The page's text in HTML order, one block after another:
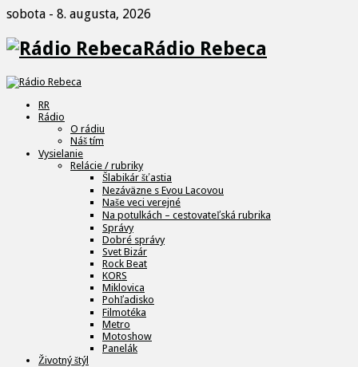
sobota - 8. augusta, 2026
Rádio Rebeca
RR
Rádio
O rádiu
Náš tím
Vysielanie
Relácie / rubriky
Šlabikár šťastia
Nezáväzne s Evou Lacovou
Naše veci verejné
Na potulkách – cestovateľská rubrika
Správy
Dobré správy
Svet Bizár
Rock Beat
KORS
Miklovica
Pohľadisko
Filmotéka
Metro
Motoshow
Panelák
Životný štýl